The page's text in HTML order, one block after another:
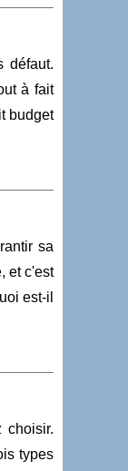
défaut.
à fait
budget
sa
et c'est
est-il
choisir.
types